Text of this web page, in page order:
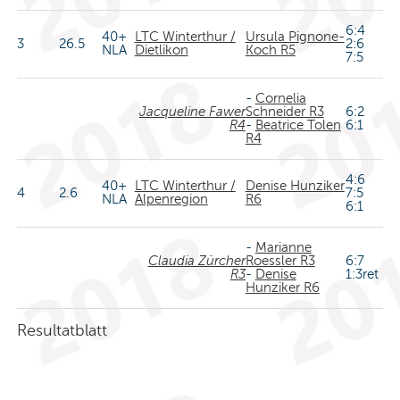
3 26.5
40+
NLA
LTC Winterthur /
Dietlikon
Ursula Pignone-
Koch R5
6:4
2:6
7:5
Jacqueline Fawer
R4
- Cornelia
Schneider R3
- Beatrice Tolen
R4
6:2
6:1
4 2.6
40+
NLA
LTC Winterthur /
Alpenregion
Denise Hunziker
R6
4:6
7:5
6:1
Claudia Zürcher
R3
- Marianne
Roessler R3
- Denise
Hunziker R6
6:7
1:3ret
Resultatblatt